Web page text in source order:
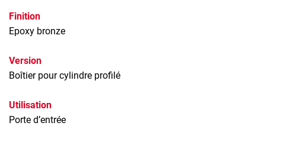
Finition
Epoxy bronze
Version
Boîtier pour cylindre profilé
Utilisation
Porte d’entrée